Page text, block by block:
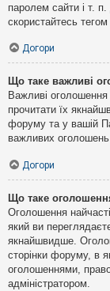
паролем сайти і т.
скористайтесь
Догори
Що таке важливі
Важливі оголошення
прочитати їх
форуму та у вашій
важливих оголошень
Догори
Що таке
Оголошення
який ви
якнайшвидше.
сторінки форуму, в
оголошеннями,
адміністратором.